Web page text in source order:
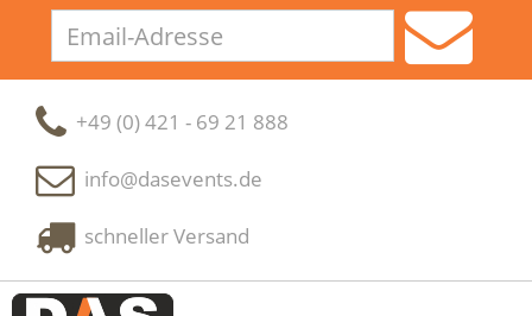
Adresse
+49 (0) 421 - 69 21 888
info@dasevents.de
schneller Versand